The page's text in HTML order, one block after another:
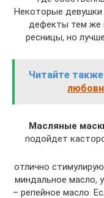
Некоторые девушки
дефекты тем же
ресницы, но
Читайте
Масляные
подойдет
отлично
миндальное масло,
– репейное масло.